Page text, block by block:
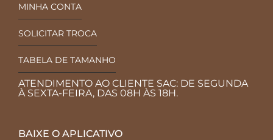
MINHA CONTA
SOLICITAR TROCA
TABELA DE TAMANHO
ATENDIMENTO AO CLIENTE SAC: DE SEGUNDA
À SEXTA-FEIRA, DAS 08H ÀS 18H.
BAIXE O APLICATIVO